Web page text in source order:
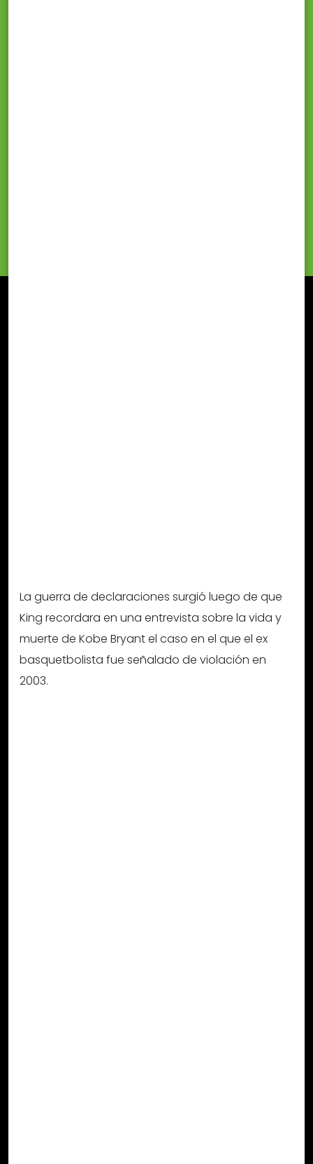
La guerra de declaraciones surgió luego de que
King recordara en una entrevista sobre la vida y
muerte de Kobe Bryant el caso en el que el ex
basquetbolista fue señalado de violación en
2003.